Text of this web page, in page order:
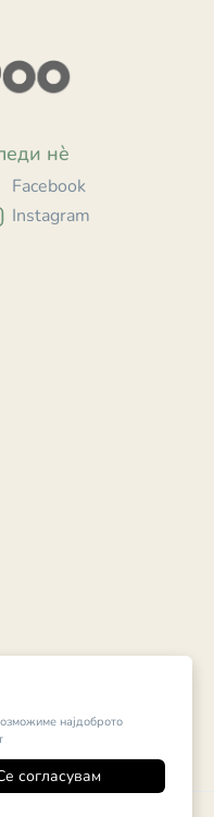
најдоброто
согласувам +
нè
Facebook
Instagram